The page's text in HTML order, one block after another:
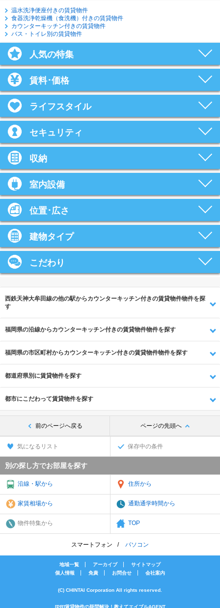
温水洗浄便座付きの賃貸物件
食器洗浄乾燥機（食洗機）付きの賃貸物件
カウンターキッチン付きの賃貸物件
バス・トイレ別の賃貸物件
人気の特集
賃料･価格
ライフスタイル
セキュリティ
収納
室内設備
位置･広さ
建物タイプ
こだわり
西鉄天神大牟田線の他の駅からカウンターキッチン付きの賃貸物件物件を探
す
福岡県の沿線からカウンターキッチン付きの賃貸物件物件を探す
福岡県の市区町村からカウンターキッチン付きの賃貸物件物件を探す
都道府県別に賃貸物件を探す
都市にこだわって賃貸物件を探す
前のページへ戻る ページの先頭へ
気になるリスト 保存中の条件
別の探し方でお部屋を探す
沿線・駅から 住所から
家賃相場から 通勤通学時間から
物件特集から TOP
スマートフォン パソコン
地域一覧 アーカイブ
サイトマップ
個人情報
免責 お問合せ 会社案内
(C) CHINTAI Corporation All rights reserved.